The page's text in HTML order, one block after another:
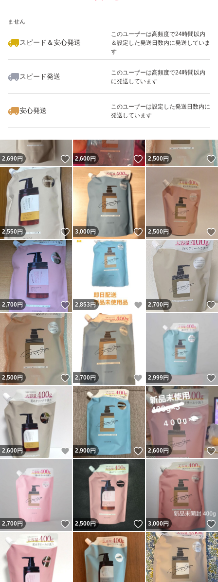
ません
スピード＆安心発送
このユーザーは高頻度で24時間以内
＆設定した発送日数内に発送していま
す
スピード発送
このユーザーは高頻度で24時間以内
に発送しています
安心発送
このユーザーは設定した発送日数内に
発送しています
いいね！
2,699
2,690円 いいね！
2,600円 いいね！
2,500円
2,550円 いいね！
3,000円 いいね！
2,500円
2,700円 いいね！
2,853円 いいね！
2,700円
2,500円 いいね！
2,700円 いいね！
2,999円
2,600円 いいね！
2,900円 いいね！
2,600円
2,700円 いいね！
2,500円 いいね！
3,000円